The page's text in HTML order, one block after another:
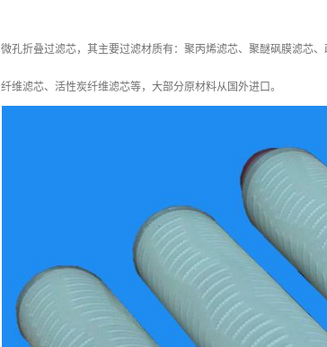
微孔折叠过滤芯，其主要过滤材质有：聚丙烯滤芯、聚醚砜膜滤芯
纤维滤芯、活性炭纤维滤芯等，大部分原材料从国外进口。